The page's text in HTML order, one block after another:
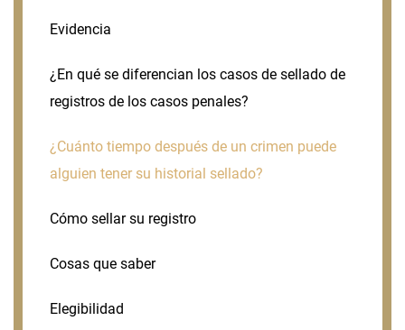
Evidencia
¿En qué se diferencian los casos de sellado de
registros de los casos penales?
¿Cuánto tiempo después de un crimen puede
alguien tener su historial sellado?
Cómo sellar su registro
Cosas que saber
Elegibilidad